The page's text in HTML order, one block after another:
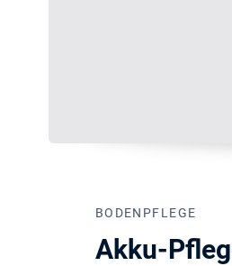
BODENPFLEGE
Akku-